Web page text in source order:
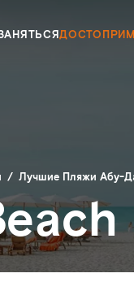
/ Лучшие Пляжи Абу-